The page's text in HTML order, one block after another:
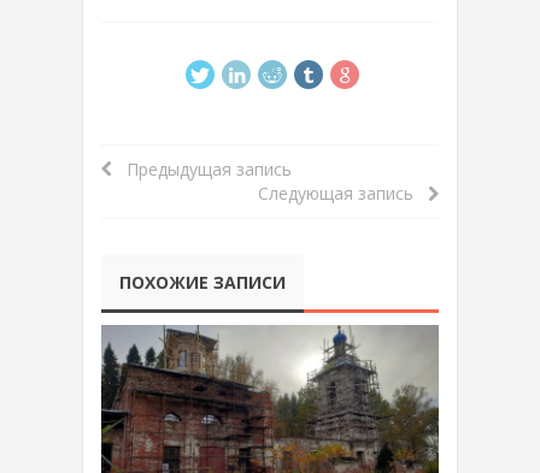
Предыдущая запись
Следующая запись
ПОХОЖИЕ ЗАПИСИ